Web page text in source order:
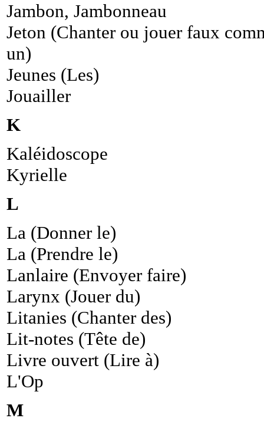
Jambon, Jambonneau
Jeton (Chanter ou jouer faux
un)
Jeunes (Les)
Jouailler
K
Kaléidoscope
Kyrielle
L
La (Donner le)
La (Prendre le)
Lanlaire (Envoyer faire)
Larynx (Jouer du)
Litanies (Chanter des)
Lit-notes (Tête de)
Livre ouvert (Lire à)
L'Op
M